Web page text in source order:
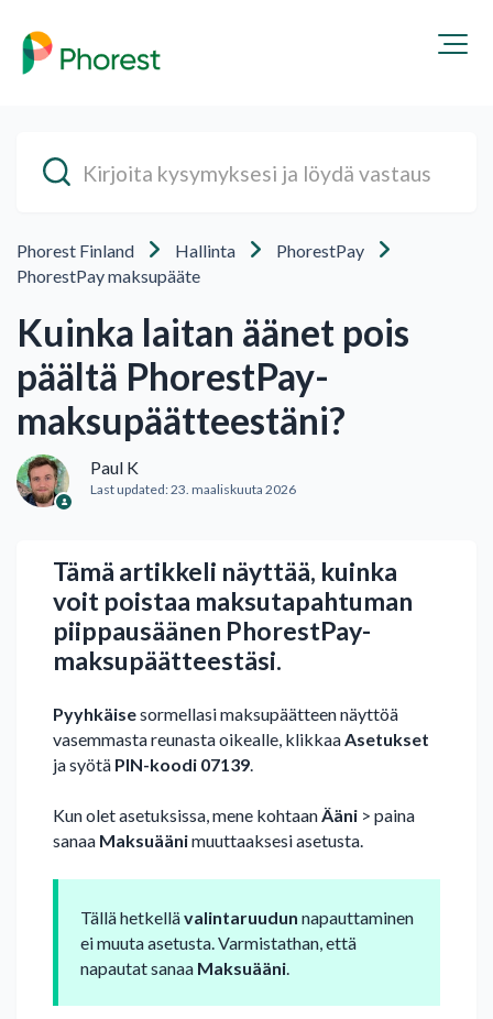
Phorest Finland Hallinta
PhorestPay
PhorestPay maksupääte
Kuinka laitan äänet pois
päältä PhorestPay-
maksupäätteestäni?
Paul K
Last updated:23. maaliskuuta 2026
Tämä artikkeli näyttää, kuinka
voit poistaa maksutapahtuman
piippausäänen PhorestPay-
maksupäätteestäsi.
Pyyhkäisesormellasi maksupäätteen näyttöä
vasemmasta reunasta oikealle, klikkaaAsetukset
ja syötä PIN-koodi 07139.
Kun olet asetuksissa, mene kohtaanÄäni > paina
sanaa Maksuäänimuuttaaksesi asetusta.
Tällä hetkellävalintaruudun napauttaminen
ei muuta asetusta. Varmistathan, että
napautat sanaa Maksuääni.